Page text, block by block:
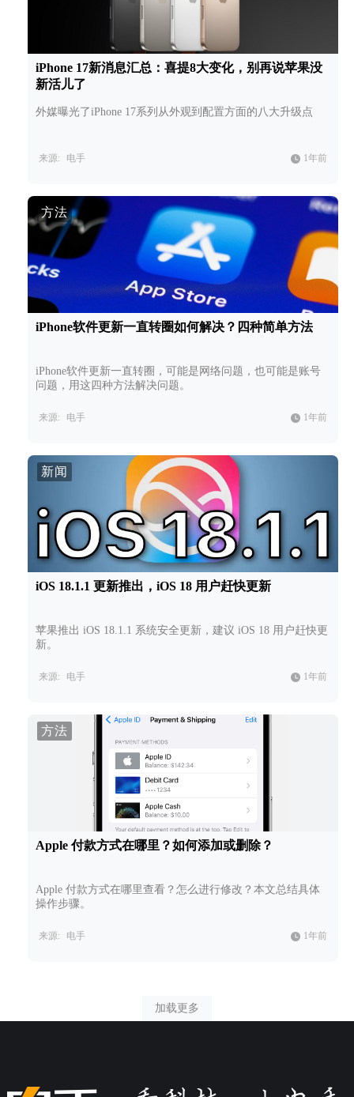
iPhone 17新消息汇总：喜提8大变化，别再说苹果没
新活儿了
外媒曝光了iPhone 17系列从外观到配置方面的八大升级点
来源: 电手 1年前
方法
iPhone软件更新一直转圈如何解决？四种简单方法
iPhone软件更新一直转圈，可能是网络问题，也可能是账号
问题，用这四种方法解决问题。
来源: 电手 1年前
新闻
iOS 18.1.1 更新推出，iOS 18 用户赶快更新
苹果推出 iOS 18.1.1 系统安全更新，建议 iOS 18 用户赶快更
新。
来源: 电手 1年前
方法
Apple 付款方式在哪里？如何添加或删除？
Apple 付款方式在哪里查看？怎么进行修改？本文总结具体
操作步骤。
来源: 电手 1年前
加载更多